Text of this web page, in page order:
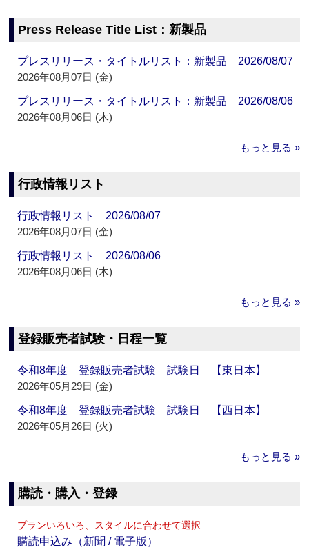
Press Release Title List：新製品
プレスリリース・タイトルリスト：新製品 2026/08/07
2026年08月07日 (金)
プレスリリース・タイトルリスト：新製品 2026/08/06
2026年08月06日 (木)
もっと見る »
行政情報リスト
行政情報リスト 2026/08/07
2026年08月07日 (金)
行政情報リスト 2026/08/06
2026年08月06日 (木)
もっと見る »
登録販売者試験・日程一覧
令和8年度 登録販売者試験 試験日 【東日本】
2026年05月29日 (金)
令和8年度 登録販売者試験 試験日 【西日本】
2026年05月26日 (火)
もっと見る »
購読・購入・登録
プランいろいろ、スタイルに合わせて選択
購読申込み（新聞 / 電子版）